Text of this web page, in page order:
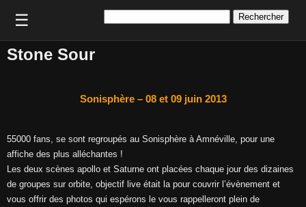
☰
Stone Sour
Sonisphère – 08 et 09 juin 2013
55000 fans, se sont regroupés au Sonisphère à Amnéville, pour une
affiche des plus alléchantes !
Les deux scènes apollo et Saturne ont placées chaque jour des dizaines
de groupes sur orbite, objectif live était la pour couvrir l’évènement et
vous offrir des photos qui espérons le vous rappelleront plein de